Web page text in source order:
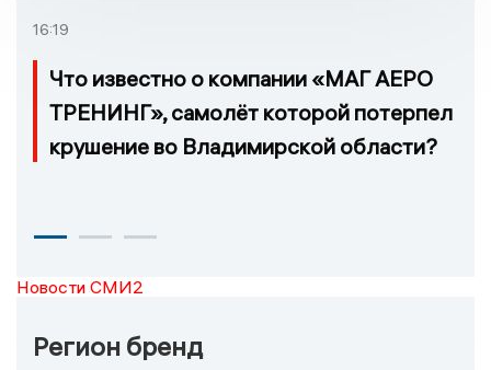
16:19
Что известно о компании «МАГ АЕРО
ТРЕНИНГ», самолёт которой потерпел
крушение во Владимирской области?
Новости СМИ2
Регион бренд